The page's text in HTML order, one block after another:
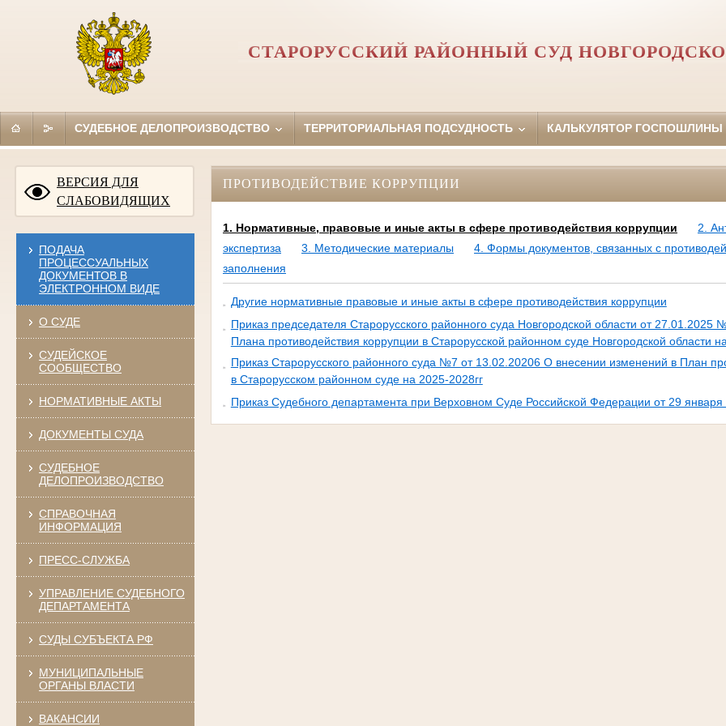
СТАРОРУССКИЙ РАЙОННЫЙ СУД
СУДЕБНОЕ ДЕЛОПРОИЗВОДСТВО ТЕРРИТОРИАЛЬНАЯ ПОДСУДНОСТЬ КАЛЬКУЛЯТОР ГОСПОШЛИНЫ
ВЕРСИЯ ДЛЯ
СЛАБОВИДЯЩИХ
ПОДАЧА
ПРОЦЕССУАЛЬНЫХ
ДОКУМЕНТОВ В
ЭЛЕКТРОННОМ ВИДЕ
О СУДЕ
СУДЕЙСКОЕ
СООБЩЕСТВО
НОРМАТИВНЫЕ АКТЫ
ДОКУМЕНТЫ СУДА
СУДЕБНОЕ
ДЕЛОПРОИЗВОДСТВО
СПРАВОЧНАЯ
ИНФОРМАЦИЯ
ПРЕСС-СЛУЖБА
УПРАВЛЕНИЕ СУДЕБНОГО
ДЕПАРТАМЕНТА
СУДЫ СУБЪЕКТА РФ
МУНИЦИПАЛЬНЫЕ
ОРГАНЫ ВЛАСТИ
ВАКАНСИИ
ПРОТИВОДЕЙСТВИЕ КОРРУПЦИИ
1. Нормативные, правовые и иные акты в сфере противодействия коррупции
2.
экспертиза
3. Методические материалы
4. Формы документов, связанных с
заполнения
Другие нормативные правовые и иные акты в сфере противодействия коррупции
Приказ председателя Старорусского районного суда Новгородской области от 27.01.2025
Плана противодействия коррупции в Старорусской районном суде Новгородской области
Приказ Старорусского районного суда №7 от 13.02.20206 О внесении изменений в План
в Старорусском районном суде на 2025-2028гг
Приказ Судебного департамента при Верховном Суде Российской Федерации от 29